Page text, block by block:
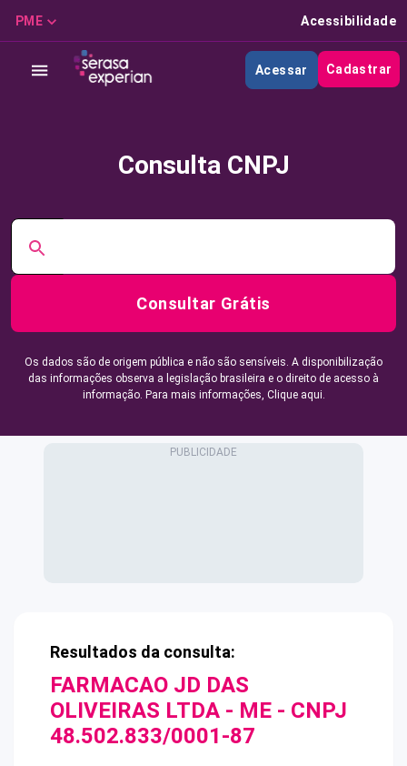
PME Acessibilidade
Acessar Cadastrar
Consulta CNPJ
Consultar Grátis
Os dados são de origem pública e não são sensíveis. A disponibilização
das informações observa a legislação brasileira e o direito de acesso à
informação. Para mais informações, Clique aqui.
Resultados da consulta:
FARMACAO JD DAS
OLIVEIRAS LTDA - ME - CNPJ
48.502.833/0001-87